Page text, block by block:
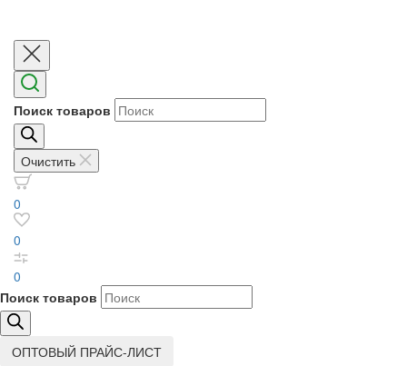
Поиск товаров
Очистить
0
0
0
Поиск товаров
ОПТОВЫЙ ПРАЙС-ЛИСТ